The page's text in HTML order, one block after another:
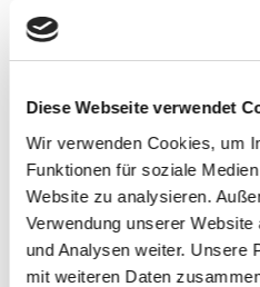
Diese Webseite verwendet
Wir verwenden Cookies, um
Funktionen für soziale
Website zu analysieren.
Verwendung unserer
und Analysen weiter. Unsere
mit weiteren Daten